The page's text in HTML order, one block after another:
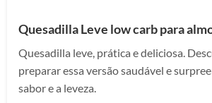
Quesadilla Leve low carb para
Quesadilla leve, prática e deliciosa.
preparar essa versão saudável e
sabor e a leveza.